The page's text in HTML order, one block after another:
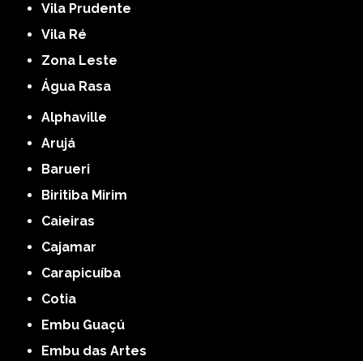
Vila Prudente
Vila Ré
Zona Leste
Água Rasa
Alphaville
Arujá
Barueri
Biritiba Mirim
Caieiras
Cajamar
Carapicuíba
Cotia
Embu Guaçú
Embu das Artes